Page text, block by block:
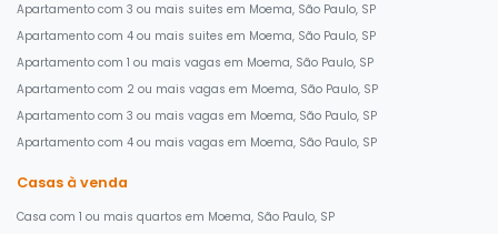
Apartamento com 3 ou mais suites em Moema, São Paulo, SP
Apartamento com 4 ou mais suites em Moema, São Paulo, SP
Apartamento com 1 ou mais vagas em Moema, São Paulo, SP
Apartamento com 2 ou mais vagas em Moema, São Paulo, SP
Apartamento com 3 ou mais vagas em Moema, São Paulo, SP
Apartamento com 4 ou mais vagas em Moema, São Paulo, SP
Casas à venda
Casa com 1 ou mais quartos em Moema, São Paulo, SP